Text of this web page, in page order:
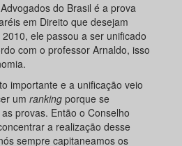
do Brasil é a prova
em Direito que desejam
ele passou a ser unificado
com o professor Arnaldo, isso
importante e a unificação veio
um ranking porque se
provas. Então o Conselho
a realização desse
sempre capitaneamos os